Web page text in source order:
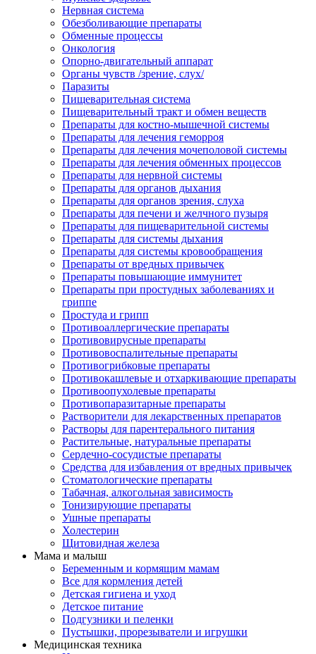
Нервная система
Обезболивающие препараты
Обменные процессы
Онкология
Опорно-двигательный аппарат
Органы чувств /зрение, слух/
Паразиты
Пищеварительная система
Пищеварительный тракт и обмен веществ
Препараты для костно-мышечной системы
Препараты для лечения геморроя
Препараты для лечения мочеполовой системы
Препараты для лечения обменных процессов
Препараты для нервной системы
Препараты для органов дыхания
Препараты для органов зрения, слуха
Препараты для печени и желчного пузыря
Препараты для пищеварительной системы
Препараты для системы дыхания
Препараты для системы кровообращения
Препараты от вредных привычек
Препараты повышающие иммунитет
Препараты при простудных заболеваниях и
гриппе
Простуда и грипп
Противоаллергические препараты
Противовирусные препараты
Противовоспалительные препараты
Противогрибковые препараты
Противокашлевые и отхаркивающие препараты
Противоопухолевые препараты
Противопаразитарные препараты
Растворители для лекарственных препаратов
Растворы для парентерального питания
Растительные, натуральные препараты
Сердечно-сосудистые препараты
Средства для избавления от вредных привычек
Стоматологические препараты
Табачная, алкогольная зависимость
Тонизирующие препараты
Ушные препараты
Холестерин
Щитовидная железа
Мама и малыш
Беременным и кормящим мамам
Все для кормления детей
Детская гигиена и уход
Детское питание
Подгузники и пеленки
Пустышки, прорезыватели и игрушки
Медицинская техника